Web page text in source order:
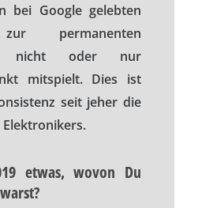
bei Google gelebten
permanenten
nicht oder nur
mitspielt. Dies ist
seit jeher die
Elektronikers.
etwas, wovon Du